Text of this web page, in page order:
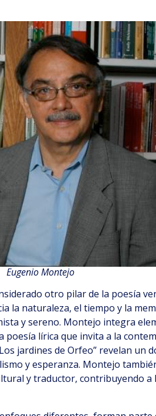
Eugenio Montejo
otro pilar de la poesía
la naturaleza, el tiempo y la
y sereno. Montejo integra
lírica que invita a la
jardines de Orfeo” revelan un
y esperanza. Montejo
y traductor, contribuyendo a